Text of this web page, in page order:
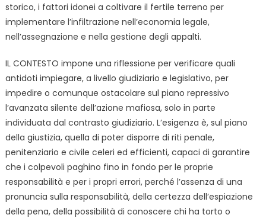
storico, i fattori idonei a coltivare il fertile terreno per
implementare l’infiltrazione nell’economia legale,
nell’assegnazione e nella gestione degli appalti.
IL CONTESTO impone una riflessione per verificare quali
antidoti impiegare, a livello giudiziario e legislativo, per
impedire o comunque ostacolare sul piano repressivo
l’avanzata silente dell’azione mafiosa, solo in parte
individuata dal contrasto giudiziario. L’esigenza è, sul piano
della giustizia, quella di poter disporre di riti penale,
penitenziario e civile celeri ed efficienti, capaci di garantire
che i colpevoli paghino fino in fondo per le proprie
responsabilità e per i propri errori, perché l’assenza di una
pronuncia sulla responsabilità, della certezza dell’espiazione
della pena, della possibilità di conoscere chi ha torto o